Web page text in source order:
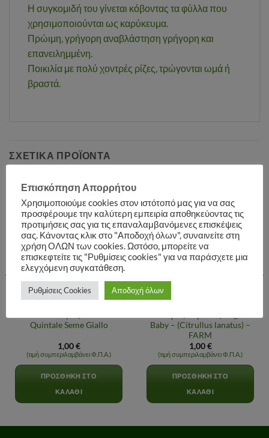
Η συγκομιδή του γίνεται κόβοντας τα φύλλα που
χρησιμοποιούνται ως καρύκευμα.
Πρώιμη, γρήγορη αναβλάστηση γρήγορη και
επανειλημμένη.
Ποικιλία με πολύ χοντρές ρίζες, τρώγονται ωμά ή
βραστά.
ΣΧΕΤΙΚΆ ΠΡΟΪΌΝΤΑ
Αγαπημένα
Quintale Seme Giallo
1,00€
(τιμή συμπεριλαμβάνει Φ.Π.Α.)
ΠΡΟΣΘΉΚΗ ΣΤΟ
ΚΑΛΆΘΙ
Αγαπημένα
Baby – (Citrullus lanatus) –
FARM
1,00€
(τιμή συμπεριλαμβάνει Φ.Π.Α.)
ΠΡΟΣΘΉΚΗ ΣΤΟ
ΚΑΛΆΘΙ
Επισκόπηση Απορρήτου
Χρησιμοποιούμε cookies στον ιστότοπό μας για να σας
προσφέρουμε την καλύτερη εμπειρία αποθηκεύοντας τις
προτιμήσεις σας για τις επαναλαμβανόμενες επισκέψεις
σας. Κάνοντας κλικ στο "Αποδοχή όλων", συναινείτε στη
χρήση ΟΛΩΝ των cookies. Ωστόσο, μπορείτε να
επισκεφτείτε τις "Ρυθμίσεις cookies" για να παράσχετε μια
ελεγχόμενη συγκατάθεση.
Ρυθμίσεις Cookies Αποδοχή όλων